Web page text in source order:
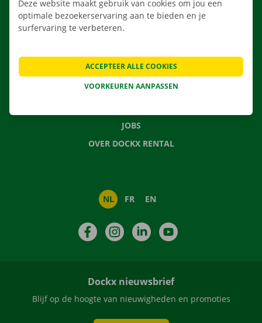
VEELGESTELDE VRAGEN
NIEUWS
JOBS
OVER DOCKX RENTAL
NL FR EN
FacebookInstagramLinkedIn
Dockx nieuwsbrief
Blijf op de hoogte van nieuwigheden en promoties
Deze website maakt gebruik van cookies om jou een
optimale bezoekerservaring aan te bieden en je
surfervaring te verbeteren.
VOORKEUREN AANPASSEN
ACCEPTEER ALLE COOKIES